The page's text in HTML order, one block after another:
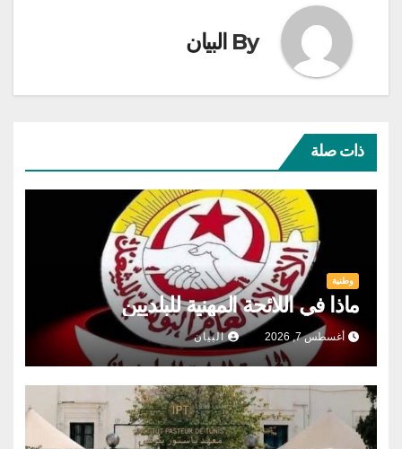
By البيان
ذات صلة
وطنية
ماذا في اللائحة المهنية للبلديين
أغسطس 7, 2026 البيان